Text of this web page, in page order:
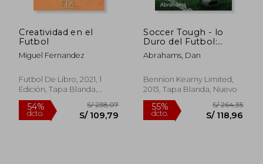
Creatividad en el
Futbol
Miguel Fernandez
Futbol De Libro, 2021, 1
Edición, Tapa Blanda,
Nuevo
Soccer Tough - lo
Duro del Futbol:
Tecnicas Sencillas de
Psicologia del Futbol
Abrahams, Dan
Bennion Kearny Limited,
2013, Tapa Blanda, Nuevo